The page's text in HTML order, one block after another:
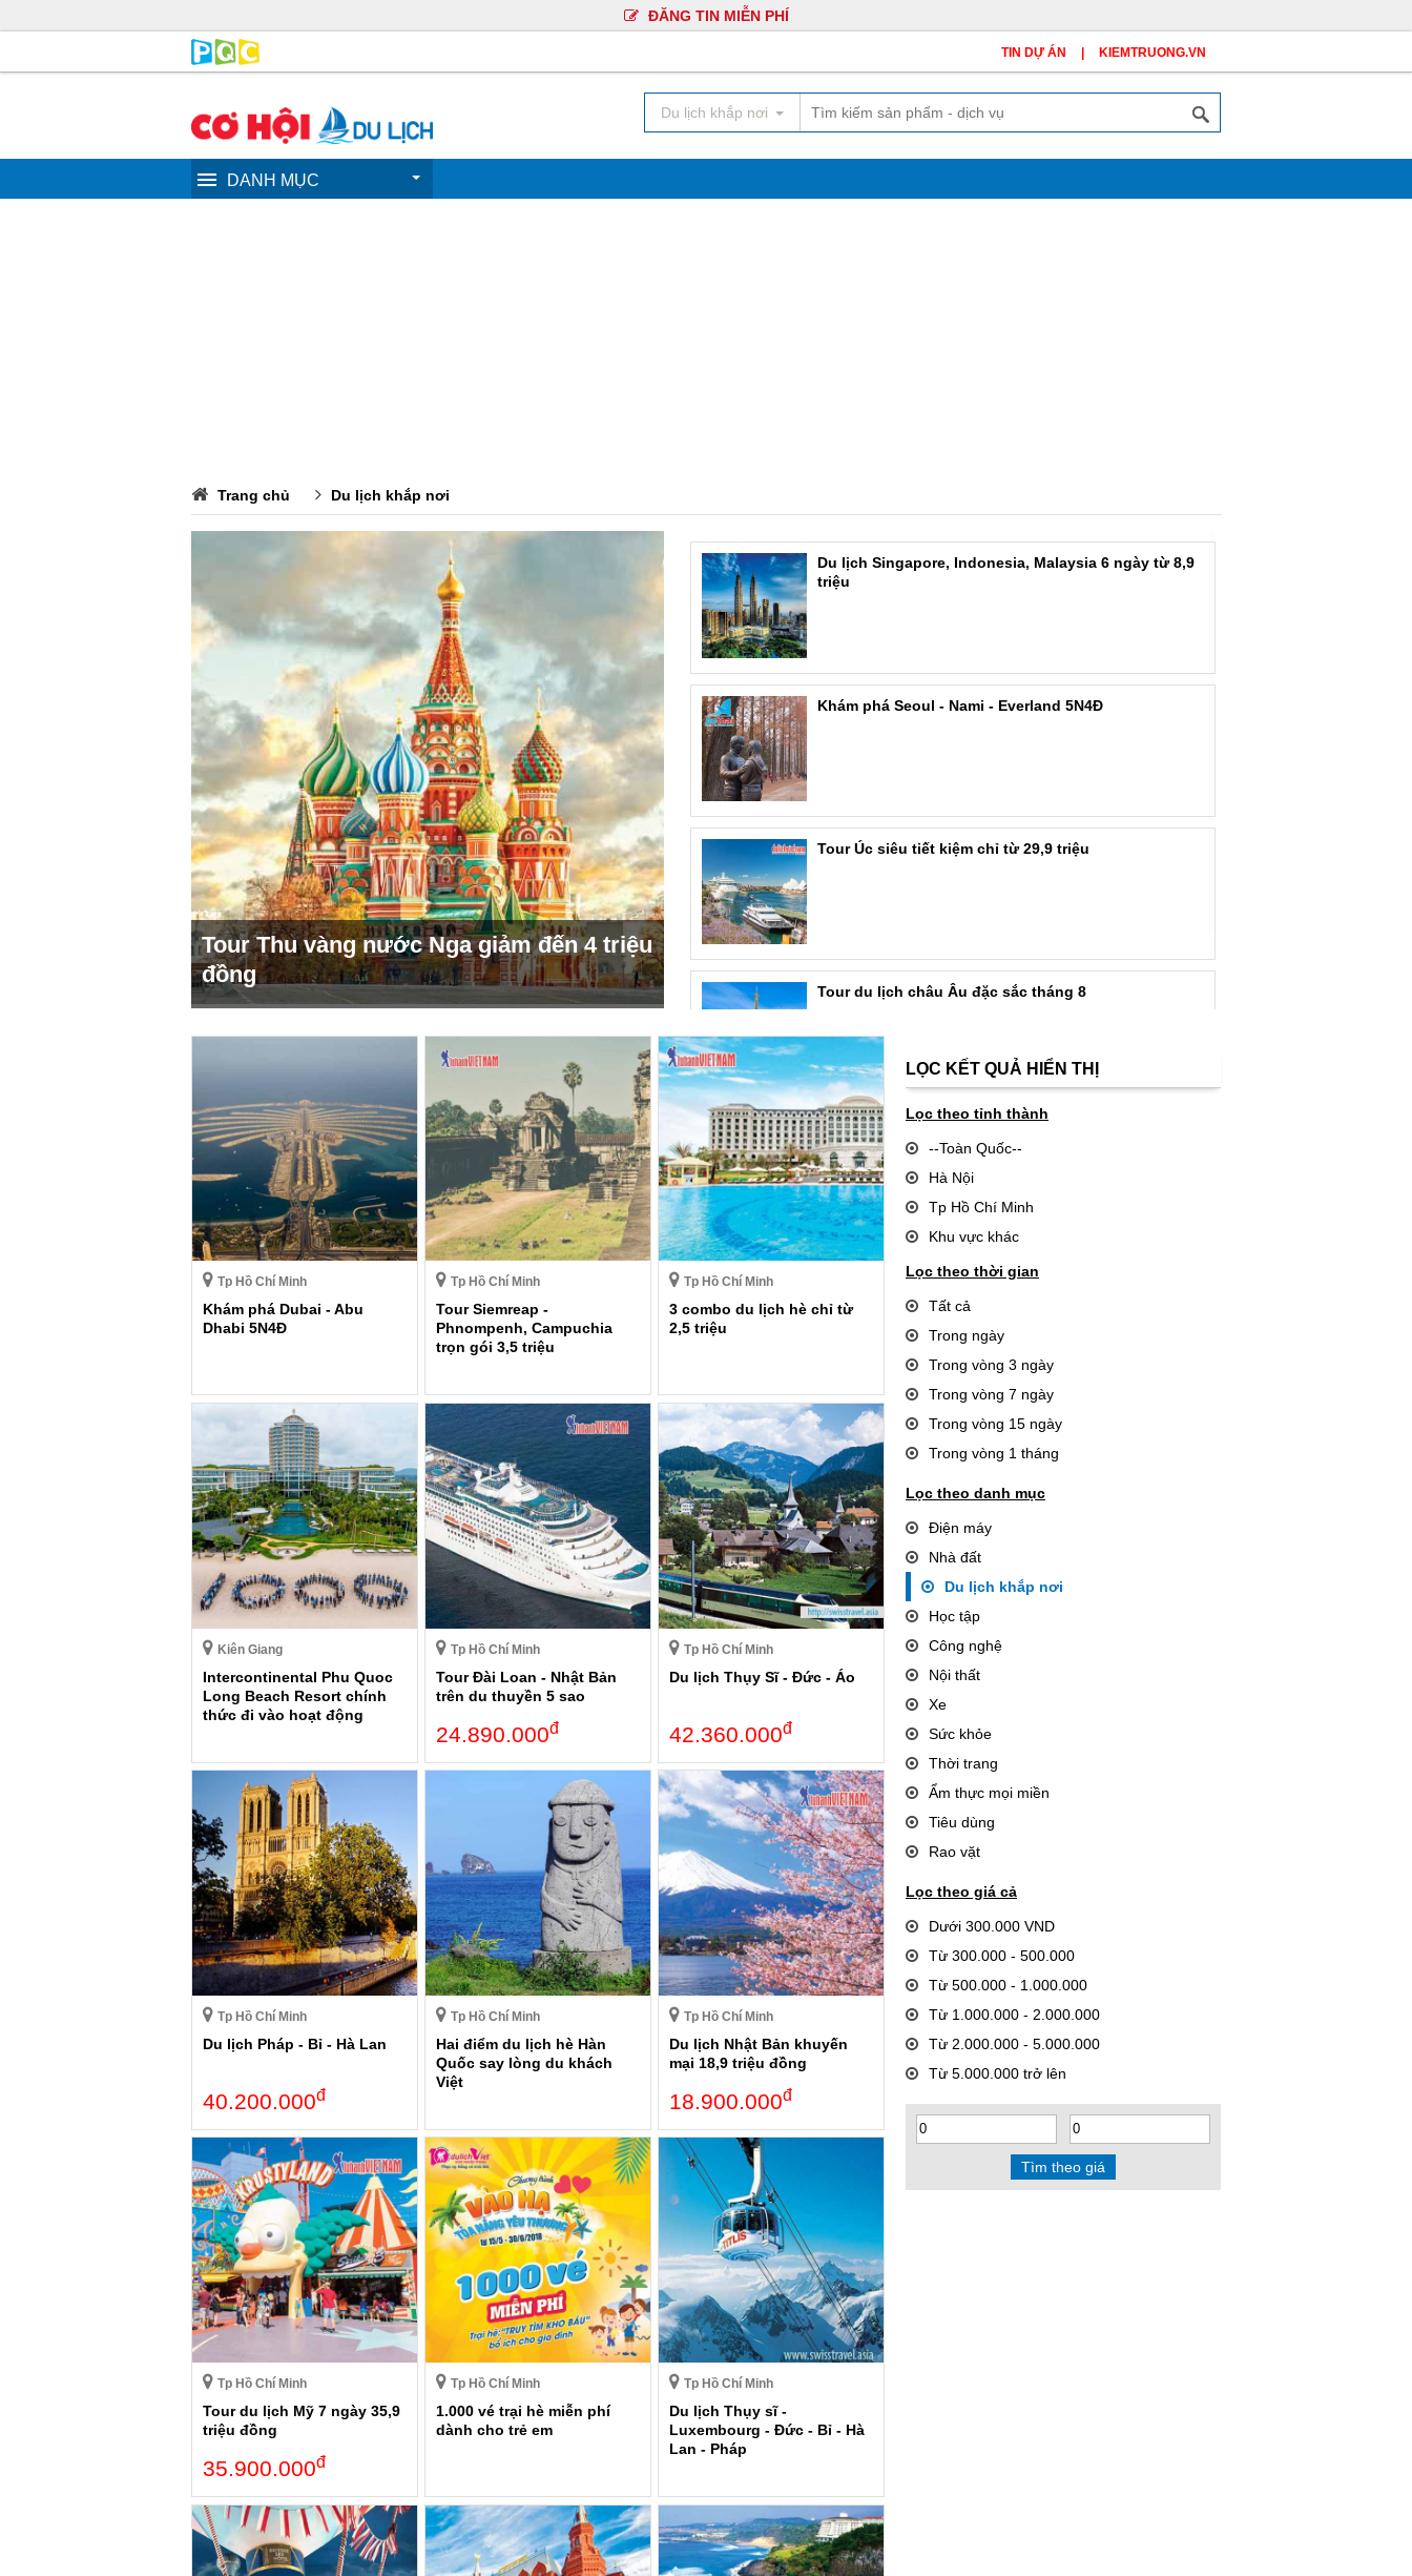
ĐĂNG TIN MIỄN PHÍ
KIEMTRUONG.VN
TIN DỰ ÁN
Du lịch khắp nơi
DANH MỤC
Trang chủ Du lịch khắp nơi
Tour Thu vàng nước Nga giảm đến 4 triệu
đồng
Du lịch Singapore, Indonesia, Malaysia 6 ngày từ 8,9
triệu
Khám phá Seoul - Nami - Everland 5N4Đ
Tour Úc siêu tiết kiệm chỉ từ 29,9 triệu
Tour du lịch châu Âu đặc sắc tháng 8
Tp Hồ Chí Minh
Khám phá Dubai - Abu
Dhabi 5N4Đ
Tp Hồ Chí Minh
Tour Siemreap -
Phnompenh, Campuchia
trọn gói 3,5 triệu
Tp Hồ Chí Minh
3 combo du lịch hè chỉ từ
2,5 triệu
Kiên Giang
Intercontinental Phu Quoc
Long Beach Resort chính
thức đi vào hoạt động
Tp Hồ Chí Minh
Tour Đài Loan - Nhật Bản
trên du thuyền 5 sao
24.890.000đ
Tp Hồ Chí Minh
Du lịch Thụy Sĩ - Đức - Áo
42.360.000đ
Tp Hồ Chí Minh
Du lịch Pháp - Bỉ - Hà Lan
40.200.000đ
Tp Hồ Chí Minh
Hai điểm du lịch hè Hàn
Quốc say lòng du khách
Việt
Tp Hồ Chí Minh
Du lịch Nhật Bản khuyến
mại 18,9 triệu đồng
18.900.000đ
Tp Hồ Chí Minh
Tour du lịch Mỹ 7 ngày 35,9
triệu đồng
35.900.000đ
Tp Hồ Chí Minh
1.000 vé trại hè miễn phí
dành cho trẻ em
Tp Hồ Chí Minh
Du lịch Thụy sĩ -
Luxembourg - Đức - Bỉ - Hà
Lan - Pháp
LỌC KẾT QUẢ HIỂN THỊ
Lọc theo tỉnh thành
--Toàn Quốc--
Hà Nội
Tp Hồ Chí Minh
Khu vực khác
Lọc theo thời gian
Tất cả
Trong ngày
Trong vòng 3 ngày
Trong vòng 7 ngày
Trong vòng 15 ngày
Trong vòng 1 tháng
Lọc theo danh mục
Điện máy
Nhà đất
Du lịch khắp nơi
Học tập
Công nghệ
Nội thất
Xe
Sức khỏe
Thời trang
Ẩm thực mọi miền
Tiêu dùng
Rao vặt
Lọc theo giá cả
Dưới 300.000 VND
Từ 300.000 - 500.000
Từ 500.000 - 1.000.000
Từ 1.000.000 - 2.000.000
Từ 2.000.000 - 5.000.000
Từ 5.000.000 trở lên